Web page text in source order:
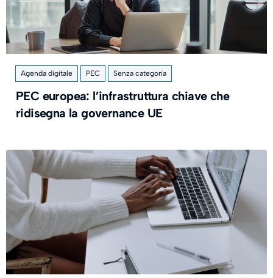
Agenda digitale PEC Senza categoria
PEC europea: l’infrastruttura chiave che
ridisegna la governance UE